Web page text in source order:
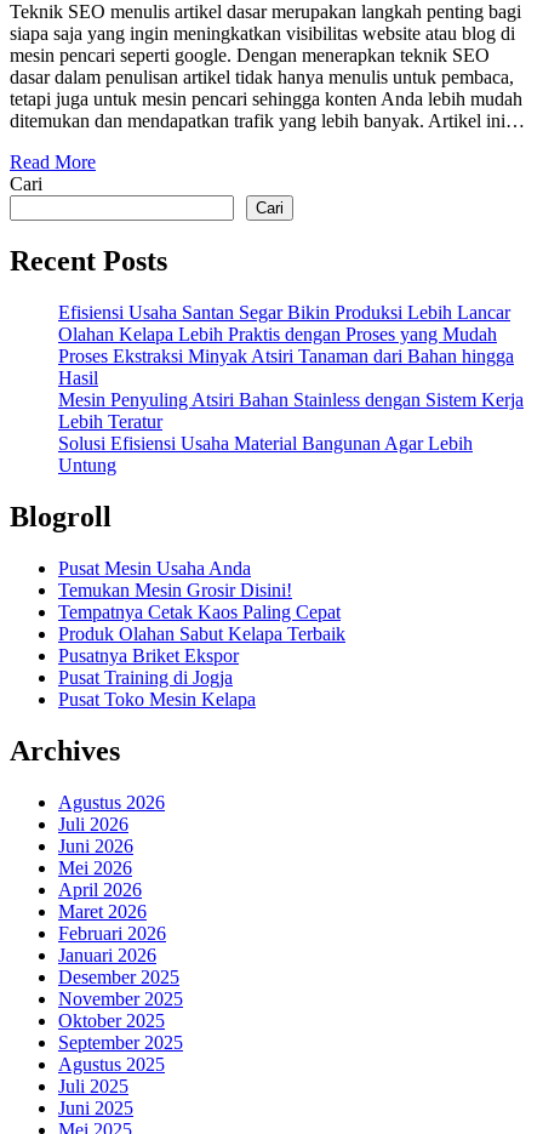
Teknik SEO menulis artikel dasar merupakan langkah penting bagi
siapa saja yang ingin meningkatkan visibilitas website atau blog di
mesin pencari seperti google. Dengan menerapkan teknik SEO
dasar dalam penulisan artikel tidak hanya menulis untuk pembaca,
tetapi juga untuk mesin pencari sehingga konten Anda lebih mudah
ditemukan dan mendapatkan trafik yang lebih banyak. Artikel ini…
Read More
Cari
Cari
Recent Posts
Efisiensi Usaha Santan Segar Bikin Produksi Lebih Lancar
Olahan Kelapa Lebih Praktis dengan Proses yang Mudah
Proses Ekstraksi Minyak Atsiri Tanaman dari Bahan hingga
Hasil
Mesin Penyuling Atsiri Bahan Stainless dengan Sistem Kerja
Lebih Teratur
Solusi Efisiensi Usaha Material Bangunan Agar Lebih
Untung
Blogroll
Pusat Mesin Usaha Anda
Temukan Mesin Grosir Disini!
Tempatnya Cetak Kaos Paling Cepat
Produk Olahan Sabut Kelapa Terbaik
Pusatnya Briket Ekspor
Pusat Training di Jogja
Pusat Toko Mesin Kelapa
Archives
Agustus 2026
Juli 2026
Juni 2026
Mei 2026
April 2026
Maret 2026
Februari 2026
Januari 2026
Desember 2025
November 2025
Oktober 2025
September 2025
Agustus 2025
Juli 2025
Juni 2025
Mei 2025